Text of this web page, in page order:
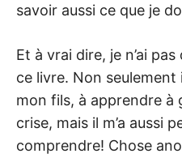
savoir aussi ce que je
Et à vrai dire, je n’ai
ce livre. Non seulement
mon fils, à apprendre à
crise, mais il m’a aussi
comprendre! Chose